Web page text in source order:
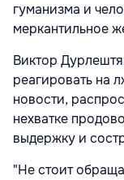
гуманизма и
меркантильное
Виктор
реагировать на
новости,
нехватке
выдержку и
"Не стоит